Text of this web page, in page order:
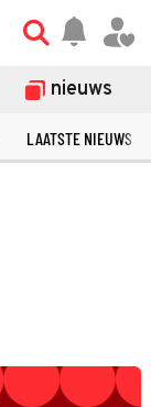
nieuws
LAATSTE NIEUWS